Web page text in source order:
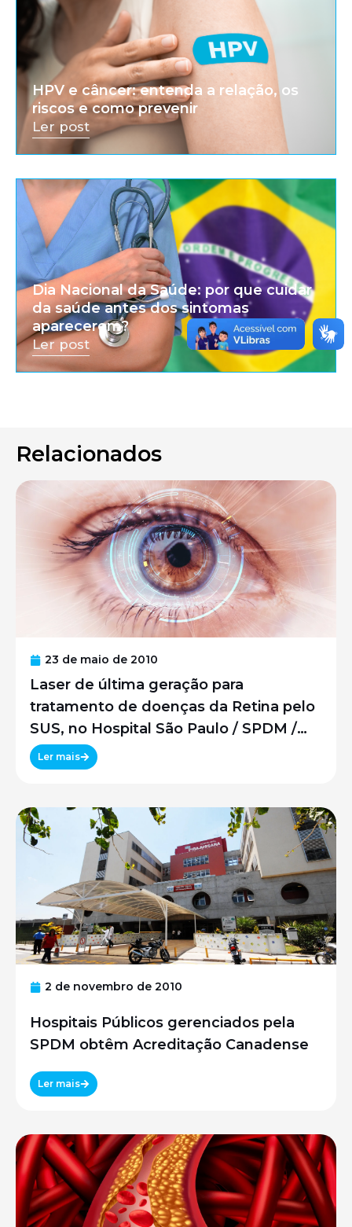
HPV e câncer: entenda a relação, os
riscos e como prevenir
Ler post
Dia Nacional da Saúde: por que cuidar
da saúde antes dos sintomas
aparecerem?
Ler post
Relacionados
23 de maio de 2010
Laser de última geração para
tratamento de doenças da Retina pelo
SUS, no Hospital São Paulo / SPDM /
UNIFESP
Ler mais
2 de novembro de 2010
Hospitais Públicos gerenciados pela
SPDM obtêm Acreditação Canadense
Ler mais